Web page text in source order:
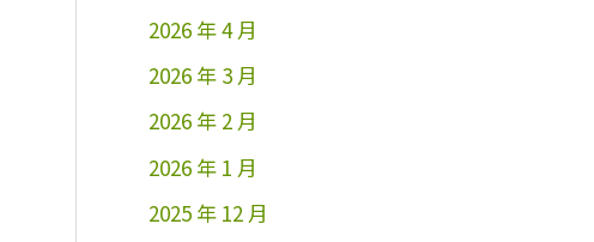
2026 年 4 月
2026 年 3 月
2026 年 2 月
2026 年 1 月
2025 年 12 月